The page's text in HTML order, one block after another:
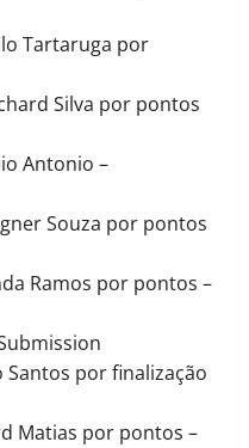
Tartaruga por
Silva por pontos
Antonio –
Souza por pontos
Ramos por pontos –
Santos por finalização
Matias por pontos –